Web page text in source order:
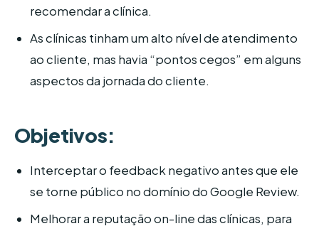
recomendar a clínica.
As clínicas tinham um alto nível de atendimento
ao cliente, mas havia “pontos cegos” em alguns
aspectos da jornada do cliente.
Objetivos:
Interceptar o feedback negativo antes que ele
se torne público no domínio do Google Review.
Melhorar a reputação on-line das clínicas, para